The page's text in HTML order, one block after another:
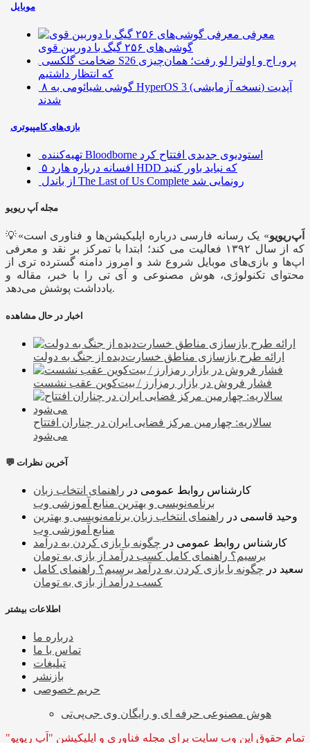
موبایل
معرفی
گوشی‌های ۲۵۶ گیگ با دوربین قوی
ضخامت گلکسی S26 پرو، اج و اولترا لو رفت؛ همان‌چیزی
که انتظار داشتیم
۸ گوشی شیائومی به HyperOS 3 (نسخه آزمایشی) آپدیت
شدند
بازی‌های کامپیوتری
تهیه‌کننده Bloodborne استودیوی جدیدی افتتاح کرد
۵ افسانه درباره هارد HDD که نباید باور کنید
از باندل The Last of Us Complete رونمایی شد
مجله اَپ ریویو
💡« اَپ‌ریویو» یک رسانه فارسی درباره اپلیکیشن‌ها و فناوری است
که از سال ۱۳۹۲ فعالیت می کند؛ ابتدا با تمرکز بر نقد و معرفی
اپ‌ها و بازی‌های موبایل شروع شد و امروز دامنه گسترده تری از
محتوای تکنولوژی، هوش مصنوعی و آی تی را با خبر، مقاله و
یادداشت پوشش می‌دهد.
اخبار در حال مشاهده
ارائه طرح بازسازی مناطق خسارت‌دیده از جنگ به دولت
فشار فروش در بازار رمزارز / بیت‌کوین عقب نشست
سالاریه: چهارمین ‌مرکز فضایی ایران در چناران افتتاح
می‌شود
💬 آخرین نظرات
کارشناس روابط عمومی در راهنمای انتخاب زبان
برنامه‌نویسی و بهترین منابع آموزشی وب
وحید قاسمی در راهنمای انتخاب زبان برنامه‌نویسی و بهترین
منابع آموزشی وب
کارشناس روابط عمومی در چگونه با بازی کردن به درآمد
برسیم؟ راهنمای کامل کسب درآمد از بازی به تومان
سعید در چگونه با بازی کردن به درآمد برسیم؟ راهنمای کامل
کسب درآمد از بازی به تومان
اطلاعات بیشتر
درباره ما
تماس با ما
تبلیغات
بازنشر
حریم خصوصی
هوش مصنوعی حرفه ای و رایگان وی جی‌پی‌تی
تمام حقوق این وب سایت برای مجله فناوری و اپلیکیشن "اَپ ریویو"